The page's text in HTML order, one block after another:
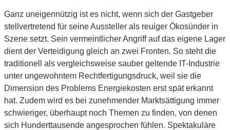
Ganz uneigennützig ist es nicht, wenn sich der Gastgeber
stellvertretend für seine Aussteller als reuiger Ökosünder in
Szene setzt. Sein vermeintlicher Angriff auf das eigene Lager
dient der Verteidigung gleich an zwei Fronten. So steht die
traditionell als vergleichsweise sauber geltende IT-Industrie
unter ungewohntem Rechtfertigungsdruck, weil sie die
Dimension des Problems Energiekosten erst spät erkannt
hat. Zudem wird es bei zunehmender Marktsättigung immer
schwieriger, überhaupt noch Themen zu finden, von denen
sich Hunderttausende angesprochen fühlen. Spektakuläre